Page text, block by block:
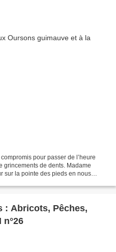
pour passer de l’heure
grincements de dents. Madame
sur la pointe des pieds en nous
: Abricots, Pêches,
n°26